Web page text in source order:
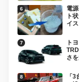
電
ト
イ
ト
さ
「